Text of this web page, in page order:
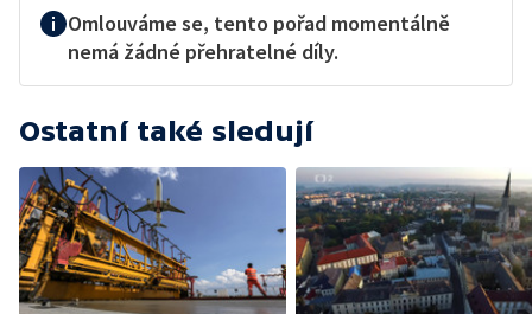
Omlouváme se, tento pořad momentálně
nemá žádné přehratelné díly.
Ostatní také sledují